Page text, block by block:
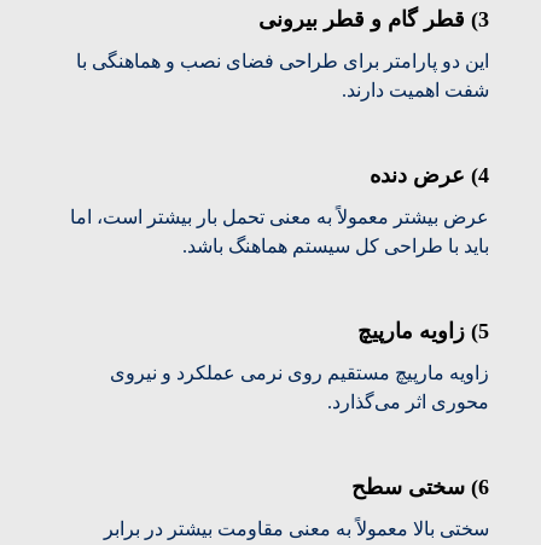
3) قطر گام و قطر بیرونی
این دو پارامتر برای طراحی فضای نصب و هماهنگی با
شفت اهمیت دارند.
4) عرض دنده
عرض بیشتر معمولاً به معنی تحمل بار بیشتر است، اما
باید با طراحی کل سیستم هماهنگ باشد.
5) زاویه مارپیچ
زاویه مارپیچ مستقیم روی نرمی عملکرد و نیروی
محوری اثر می‌گذارد.
6) سختی سطح
سختی بالا معمولاً به معنی مقاومت بیشتر در برابر